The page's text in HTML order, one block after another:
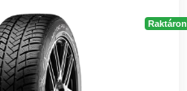
Raktáron